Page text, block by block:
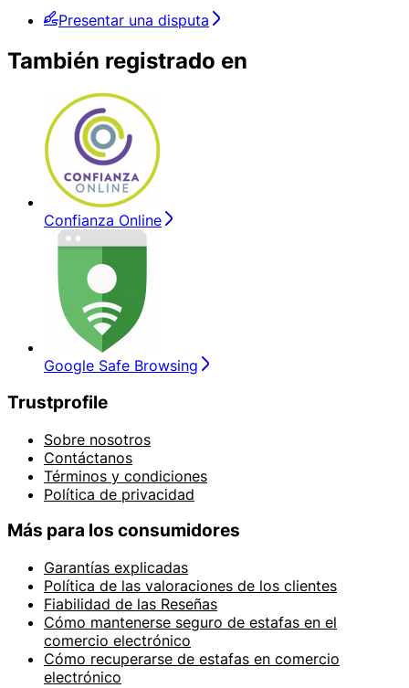
Presentar una disputa
También registrado en
Confianza Online
Google Safe Browsing
Trustprofile
Sobre nosotros
Contáctanos
Términos y condiciones
Política de privacidad
Más para los consumidores
Garantías explicadas
Política de las valoraciones de los clientes
Fiabilidad de las Reseñas
Cómo mantenerse seguro de estafas en el
comercio electrónico
Cómo recuperarse de estafas en comercio
electrónico